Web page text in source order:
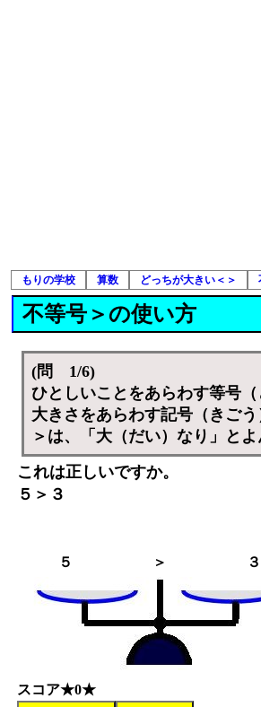
もりの学校 算数 どっちが大きい＜＞
不等号＞の使い方
(問 1/6)
ひとしいことをあらわす等号
大きさをあらわす記号（きごう
＞は、「大（だい）なり」と
これは正しいですか。
５＞３
５ ＞ ３
スコア★0★